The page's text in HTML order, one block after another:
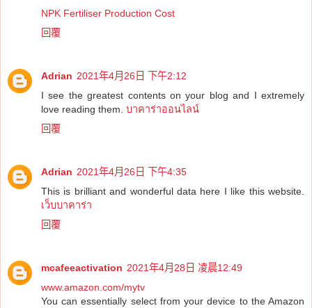
NPK Fertiliser Production Cost
回覆
Adrian 2021年4月26日 下午2:12
I see the greatest contents on your blog and I extremely
love reading them. บาคาร่าออนไลน์
回覆
Adrian 2021年4月26日 下午4:35
This is brilliant and wonderful data here I like this website.
เว็บบาคาร่า
回覆
mcafeeactivation 2021年4月28日 凌晨12:49
www.amazon.com/mytv
You can essentially select from your device to the Amazon